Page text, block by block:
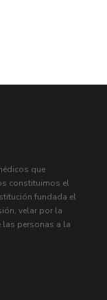
que
constituimos el
fundada el
velar por la
las personas a la